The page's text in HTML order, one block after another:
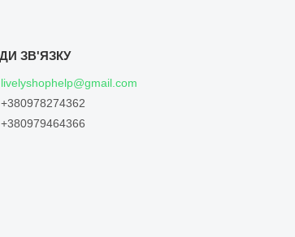
livelyshophelp@gmail.com
+380978274362
+380979464366